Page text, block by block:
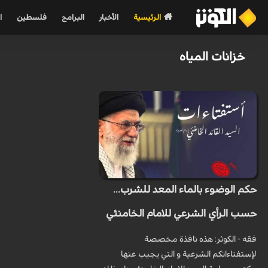
الرئيسية الأخبار البرامج فلسطين
خزانات المياه
حكم الوضوء بالماء المعد للشرب...
حسب الرأي الشرعي للامام الخامنئي
فقه - الكوثر: هذه نافذة مخصصة
لإستفتاءاتكم الشرعية و التي يجيب عنها